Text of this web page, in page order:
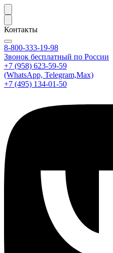
Контакты
8-800-333-19-98
Звонок бесплатный по России
+7 (958) 623-59-59
(WhatsApp, Telegram,Max)
+7 (495) 134-01-50